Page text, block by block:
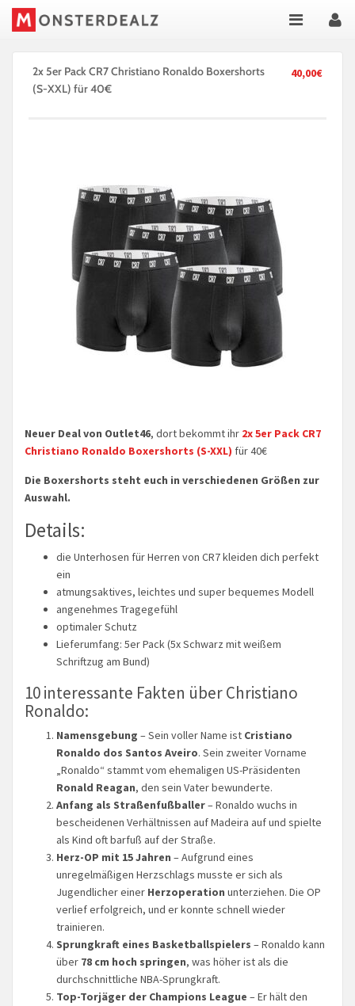
40,00€
2x 5er Pack CR7 Christiano Ronaldo Boxershorts
(S-XXL) für 40€
Neuer Deal von Outlet46, dort bekommt ihr 2x 5er Pack CR7
Christiano Ronaldo Boxershorts (S-XXL) für 40€
Die Boxershorts steht euch in verschiedenen Größen zur
Auswahl.
Details:
die Unterhosen für Herren von CR7 kleiden dich perfekt
ein
atmungsaktives, leichtes und super bequemes Modell
angenehmes Tragegefühl
optimaler Schutz
Lieferumfang: 5er Pack (5x Schwarz mit weißem
Schriftzug am Bund)
10 interessante Fakten über Christiano
Ronaldo:
Namensgebung – Sein voller Name ist Cristiano
Ronaldo dos Santos Aveiro. Sein zweiter Vorname
„Ronaldo“ stammt vom ehemaligen US-Präsidenten
Ronald Reagan, den sein Vater bewunderte.
Anfang als Straßenfußballer– Ronaldo wuchs in
bescheidenen Verhältnissen auf Madeira auf und spielte
als Kind oft barfuß auf der Straße.
Herz-OP mit 15 Jahren – Aufgrund eines
unregelmäßigen Herzschlags musste er sich als
Jugendlicher einer Herzoperation unterziehen. Die OP
verlief erfolgreich, und er konnte schnell wieder
trainieren.
Sprungkraft eines Basketballspielers – Ronaldo kann
über 78 cm hoch springen, was höher ist als die
durchschnittliche NBA-Sprungkraft.
Top-Torjäger der Champions League – Er hält den